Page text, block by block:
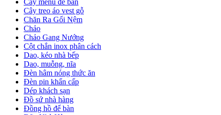
Cây treo áo vest gỗ
Chăn Ra Gối Nệm
Chảo
Chảo Gang Nướng
Cột chắn inox phân cách
Dao, kéo nhà bếp
Dao, muỗng, nĩa
Đèn hâm nóng thức ăn
Đèn pin khẩn cấp
Dép khách sạn
Đồ sứ nhà hàng
Đồng hồ để bàn